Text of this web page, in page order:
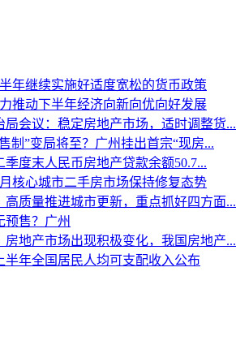
年继续实施好适度宽松的货币政策
推动下半年经济向新向优向好发展
局会议：稳定房地产市场，适时调整货...
制”变局将至？广州挂出首宗“现房...
季度末人民币房地产贷款余额50.7...
核心城市二手房市场保持修复态势
高质量推进城市更新，重点抓好四方面...
预售？广州
房地产市场出现积极变化，我国房地产...
半年全国居民人均可支配收入公布